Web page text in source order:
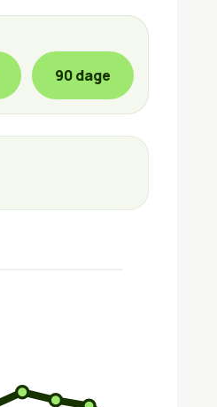
90 dage